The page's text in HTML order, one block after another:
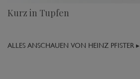
Kurz in Tupfen
ALLES ANSCHAUEN VON HEINZ PFISTER ▸